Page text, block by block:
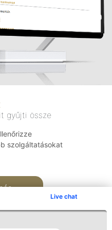
Live chat
gyűjti össze
szolgáltatásokat